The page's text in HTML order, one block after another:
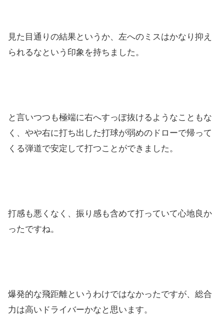
見た目通りの結果というか、左へのミスはかなり抑え
られるなとい う印象を持ちました。
と言いつつも極端に右へすっぽ抜けるようなこともな
く、やや右に打ち出した打球が弱めのドローで帰って
くる弾道で安定して打つこ とができました。
打感も悪くなく、振り感も含めて打っていて心地良か
ったですね。
爆発的な飛距離というわけではなかったですが、総合
力は高いドラ イバーかなと思います。